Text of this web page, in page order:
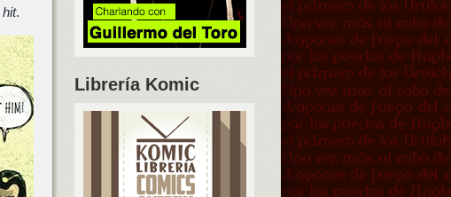
hit.
Librería Komic